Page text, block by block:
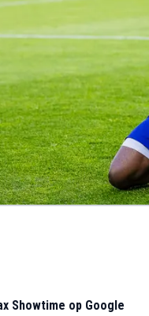
Showtime op Google